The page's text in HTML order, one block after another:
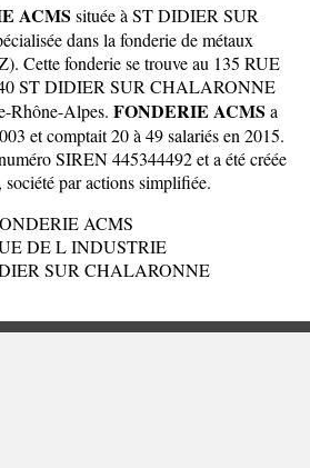
ACMS située à ST DIDIER SUR
dans la fonderie de métaux
Cette fonderie se trouve au 135 RUE
ST DIDIER SUR CHALARONNE
Rhône-Alpes. FONDERIE ACMS a
et comptait 20 à 49 salariés en 2015.
SIREN 445344492 et a été créée
par actions simplifiée.
ACMS
DE L INDUSTRIE
SUR CHALARONNE